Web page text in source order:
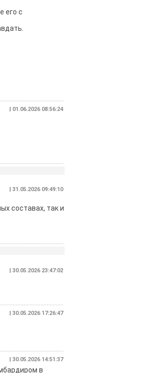
его с
| 01.06.2026 08:56:24
| 31.05.2026 09:49:10
составах, так и
| 30.05.2026 23:47:02
| 30.05.2026 17:26:47
| 30.05.2026 14:51:37
в